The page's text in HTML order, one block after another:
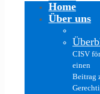
Home
Über uns
CISV
einen
Beitrag